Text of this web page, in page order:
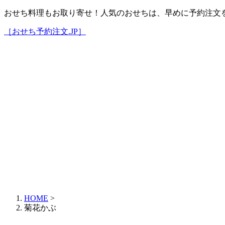
おせち料理もお取り寄せ！人気のおせちは、早めに予約注文
［おせち予約注文.JP］
HOME >
菊花かぶ